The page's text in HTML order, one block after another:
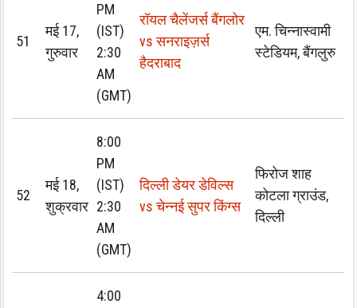
51
मई 17,
गुरुवार
PM
(IST)
2:30
AM
(GMT)
रॉयल चैलेंजर्स बैंगलोर
vs सनराइज़र्स
हैदराबाद
एम. चिन्नास्वामी
स्टेडियम, बैंगलुरु
52
मई 18,
शुक्रवार
8:00
PM
(IST)
2:30
AM
(GMT)
दिल्ली डेयर डेविल्स
vs चेन्नई सुपर किंग्स
फिरोज शाह
कोटला ग्राउंड,
दिल्ली
4:00